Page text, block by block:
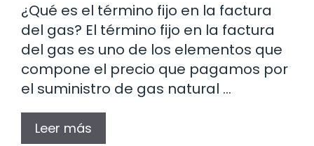
¿Qué es el término fijo en la factura
del gas? El término fijo en la factura
del gas es uno de los elementos que
compone el precio que pagamos por
el suministro de gas natural …
Leer más